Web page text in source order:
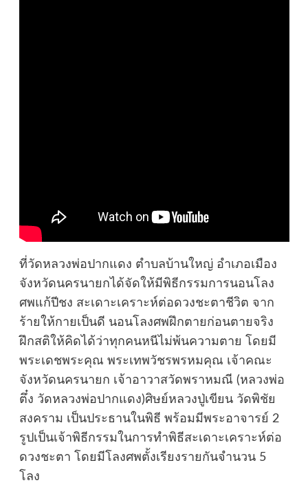
ที่วัดหลวงพ่อปากแดง ตำบลบ้านใหญ่ อำเภอเมือง
จังหวัดนครนายกได้จัดให้มีพิธีกรรมการนอนโลง
ศพแก้ปีชง สะเดาะเคราะห์ต่อดวงชะตาชีวิต จาก
ร้ายให้กายเป็นดี นอนโลงศพฝึกตายก่อนตายจริง
ฝึกสติให้คิดได้ว่าทุกคนหนีไม่พ้นความตาย โดยมี
พระเดชพระคุณ พระเทพวัชรพรหมคุณ เจ้าคณะ
จังหวัดนครนายก เจ้าอาวาสวัดพราหมณี (หลวงพ่อ
ตึ๋ง วัดหลวงพ่อปากแดง)ศิษย์หลวงปู่เขียน วัดพิชัย
สงคราม เป็นประธานในพิธี พร้อมมีพระอาจารย์ 2
รูปเป็นเจ้าพิธีกรรมในการทำพิธีสะเดาะเคราะห์ต่อ
ดวงชะตา โดยมีโลงศพตั้งเรียงรายกันจำนวน 5
โลง